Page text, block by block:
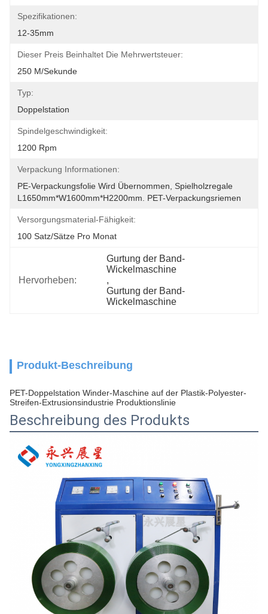
Spezifikationen:
12-35mm
Dieser Preis Beinhaltet Die Mehrwertsteuer:
250 M/Sekunde
Typ:
Doppelstation
Spindelgeschwindigkeit:
1200 Rpm
Verpackung Informationen:
PE-Verpackungsfolie Wird Übernommen, Spielholzregale
L1650mm*W1600mm*H2200mm. PET-Verpackungsriemen
Versorgungsmaterial-Fähigkeit:
100 Satz/Sätze Pro Monat
Hervorheben:
Gurtung der Band-
Wickelmaschine
,
Gurtung der Band-
Wickelmaschine
Produkt-Beschreibung
PET-Doppelstation Winder-Maschine auf der Plastik-Polyester-
Streifen-Extrusionsindustrie Produktionslinie
Beschreibung des Produkts